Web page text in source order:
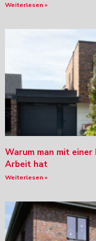
Weiterlesen »
Warum man mit einer
Arbeit hat
Weiterlesen »